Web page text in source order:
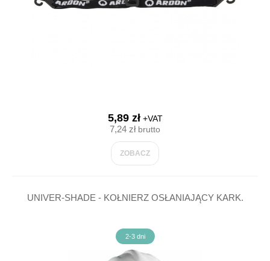
5,89 zł+VAT
7,24 złbrutto
ZOBACZ
UNIVER-SHADE - KOŁNIERZ OSŁANIAJĄCY KARK.
2-3 dni